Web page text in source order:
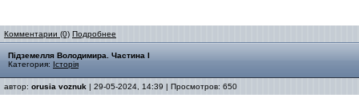
Комментарии (0) Подробнее
Підземелля Володимира. Частина І
Категория: Історія
автор: orusia voznuk | 29-05-2024, 14:39 | Просмотров: 650